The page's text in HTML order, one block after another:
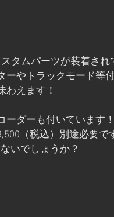
　　　　　　　　　　
タムパーツが装着され
ーやトラックモード等
わえます！
ーダーも付いています
（税込）別途必要
いでしょうか？